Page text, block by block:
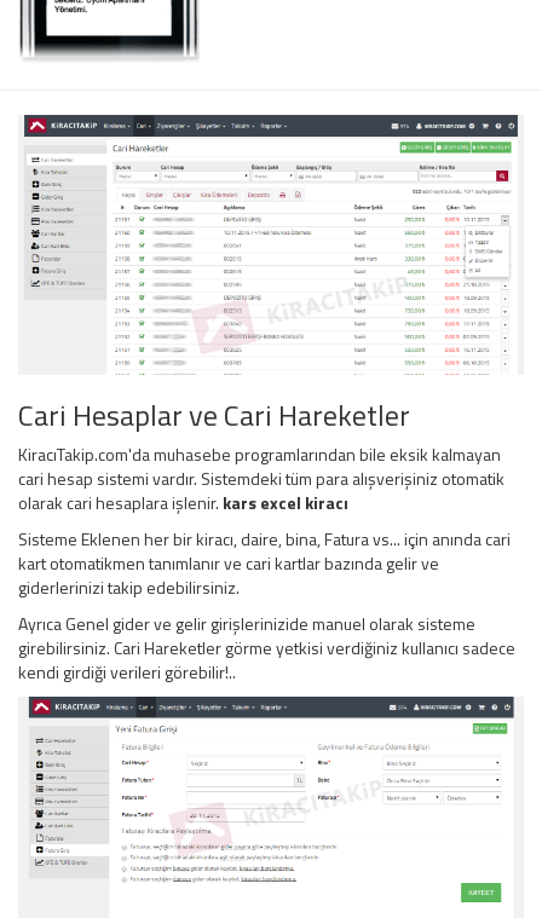
Cari Hesaplar ve Cari Hareketler
KiracıTakip.com'da muhasebe programlarından bile eksik kalmayan
cari hesap sistemi vardır. Sistemdeki tüm para alışverişiniz otomatik
olarak cari hesaplara işlenir. kars excel kiracı
Sisteme Eklenen her bir kiracı, daire, bina, Fatura vs... için anında cari
kart otomatikmen tanımlanır ve cari kartlar bazında gelir ve
giderlerinizi takip edebilirsiniz.
Ayrıca Genel gider ve gelir girişlerinizide manuel olarak sisteme
girebilirsiniz. Cari Hareketler görme yetkisi verdiğiniz kullanıcı sadece
kendi girdiği verileri görebilir!..